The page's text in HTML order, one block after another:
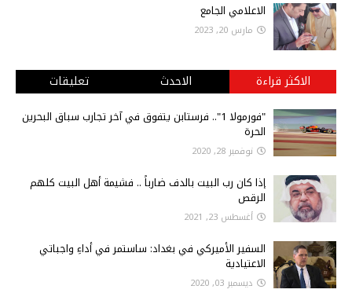
الاعلامي الجامع
مارس 20, 2023
الاكثر قراءة الاحدث تعليقات
"فورمولا 1".. فرستابن يتفوق في آخر تجارب سباق البحرين
الحرة
نوفمبر 28, 2020
إذا كان رب البيت بالدف ضارباً .. فشيمة أهل البيت كلهم
الرقص
أغسطس 23, 2021
السفير الأميركي في بغداد: ساستمر في أداءِ واجباتي
الاعتيادية
ديسمبر 03, 2020